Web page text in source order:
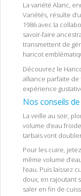
La variété Alaric,
Variétés, résulte
1986 avec la
savoir-faire
transmettent de
haricot
Découvrez le
alliance parfaite de
expérience
Nos conseils
La veille au soir,
volume d’eau
tarbais vont
Pour les cuire,
même volume
l’eau. Puis laissez
doux, en rajoutant
saler en fin de